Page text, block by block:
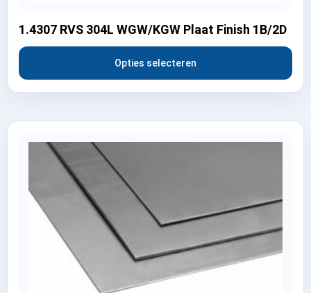
1.4307 RVS 304L WGW/KGW Plaat Finish 1B/2D
Opties selecteren